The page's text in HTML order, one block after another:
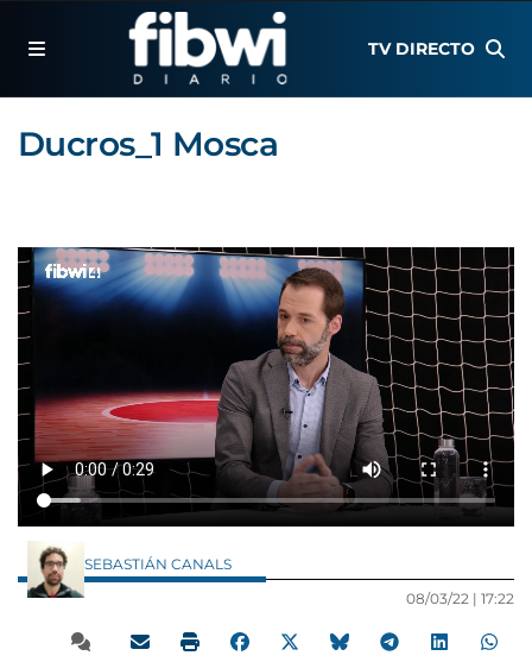
TV DIRECTO
Ducros_1 Mosca
SEBASTIÁN CANALS
08/03/22 | 17:22